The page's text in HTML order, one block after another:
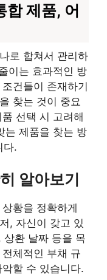
합 제품, 어
로 합쳐서 관리하
이는 효과적인 방
건들이 존재하기
찾는 것이 중요
선택 시 고려해
는 제품을 찾는 방
다.
알아보기
황을 정확하게
, 자신이 갖고 있
상환 날짜 등을 목
체적인 부채 규
할 수 있습니다.